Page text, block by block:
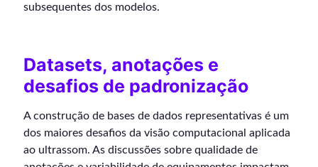
subsequentes dos modelos.
Datasets, anotações e
desafios de padronização
A construção de bases de dados representativas é um
dos maiores desafios da visão computacional aplicada
ao ultrassom. As discussões sobre qualidade de